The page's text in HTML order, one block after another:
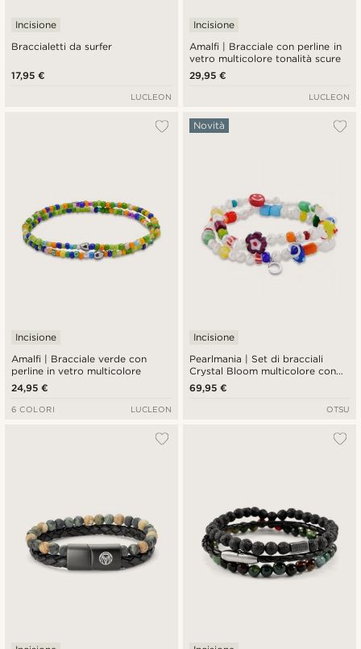
Braccialetti da surfer
Incisione
17,95 €
LUCLEON
Amalfi | Bracciale con perline in
vetro multicolore tonalità scure
Incisione
29,95 €
LUCLEON
Amalfi | Bracciale verde con
perline in vetro multicolore
Incisione
24,95 €
6 COLORI LUCLEON
Pearlmania | Set di bracciali
Crystal Bloom multicolore con
perle d'acqua dolce e perline in
vetro
Novità
Incisione
69,95 €
OTSU